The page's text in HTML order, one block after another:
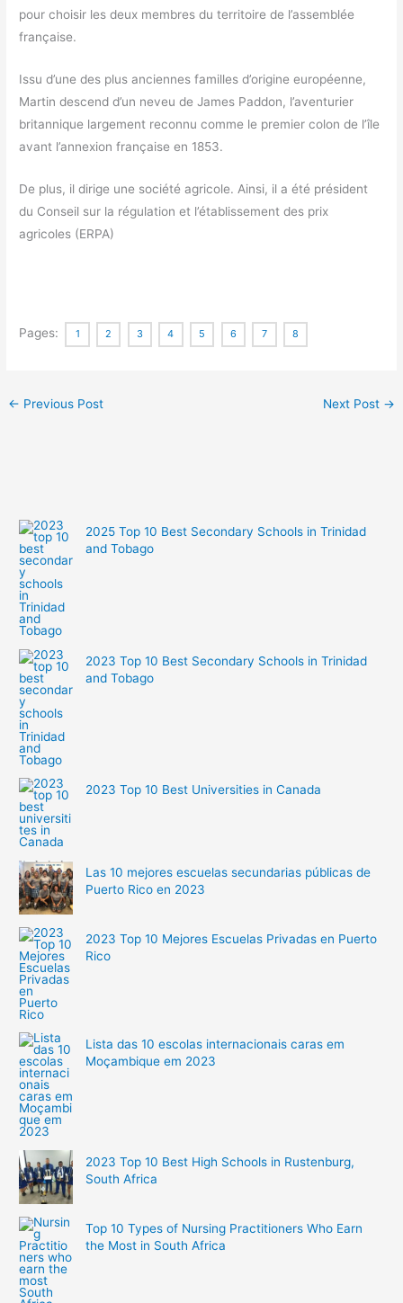
pour choisir les deux membres du territoire de l’assemblée
française.
Issu d’une des plus anciennes familles d’origine européenne,
Martin descend d’un neveu de James Paddon, l’aventurier
britannique largement reconnu comme le premier colon de l’île
avant l’annexion française en 1853.
De plus, il dirige une société agricole. Ainsi, il a été président
du Conseil sur la régulation et l’établissement des prix
agricoles (ERPA)
Pages: 1 2 3 4 5 6 7 8
← Previous Post Next Post →
2025 Top 10 Best Secondary Schools in Trinidad
and Tobago
2023 Top 10 Best Secondary Schools in Trinidad
and Tobago
2023 Top 10 Best Universities in Canada
Las 10 mejores escuelas secundarias públicas de
Puerto Rico en 2023
2023 Top 10 Mejores Escuelas Privadas en Puerto
Rico
Lista das 10 escolas internacionais caras em
Moçambique em 2023
2023 Top 10 Best High Schools in Rustenburg,
South Africa
Top 10 Types of Nursing Practitioners Who Earn
the Most in South Africa